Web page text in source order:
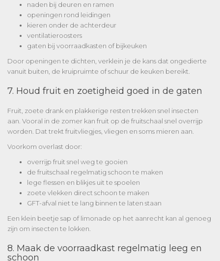
naden bij deuren en ramen
openingen rond leidingen
kieren onder de achterdeur
ventilatieroosters
gaten bij voorraadkasten of bijkeuken
Door openingen te dichten, verklein je de kans dat ongedierte
vanuit buiten, de kruipruimte of schuur de keuken bereikt.
7. Houd fruit en zoetigheid goed in de gaten
Fruit, zoete drank en plakkerige resten trekken snel insecten
aan. Vooral in de zomer kan fruit op de fruitschaal snel overrijp
worden. Dat trekt fruitvliegjes, vliegen en soms mieren aan.
Voorkom overlast door:
overrijp fruit snel weg te gooien
de fruitschaal regelmatig schoon te maken
lege flessen en blikjes uit te spoelen
zoete vlekken direct schoon te maken
GFT-afval niet te lang binnen te laten staan
Een klein beetje sap of limonade op het aanrecht kan al genoeg
zijn om insecten te lokken.
8. Maak de voorraadkast regelmatig leeg en
schoon